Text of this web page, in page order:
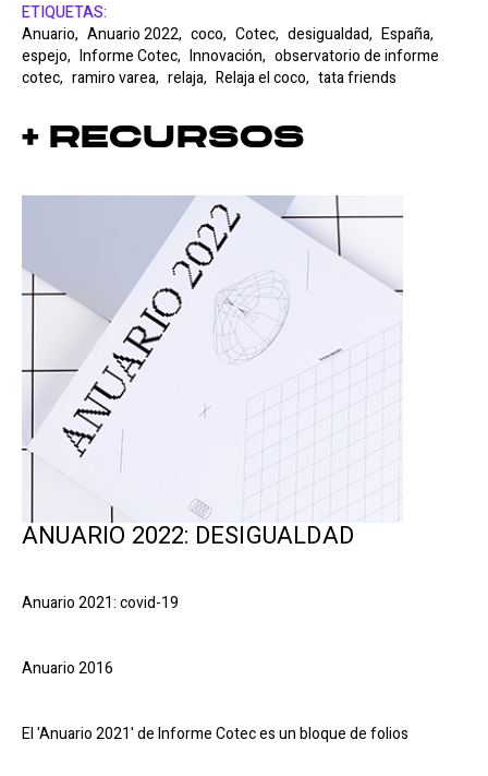
ETIQUETAS:
Anuario, Anuario 2022, coco, Cotec, desigualdad, España,
espejo, Informe Cotec, Innovación, observatorio de informe
cotec, ramiro varea, relaja, Relaja el coco, tata friends
+ Recursos
ANUARIO 2022: DESIGUALDAD
Anuario 2021: covid-19
Anuario 2016
El 'Anuario 2021' de Informe Cotec es un bloque de folios